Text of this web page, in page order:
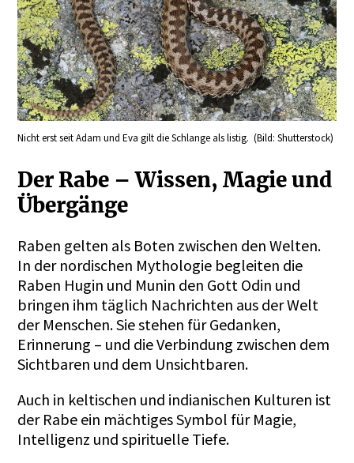
Nicht erst seit Adam und Eva gilt die Schlange als listig. (Bild: Shutterstock)
Der Rabe – Wissen, Magie und
Übergänge
Raben gelten als Boten zwischen den Welten.
In der nordischen Mythologie begleiten die
Raben Hugin und Munin den Gott Odin und
bringen ihm täglich Nachrichten aus der Welt
der Menschen. Sie stehen für Gedanken,
Erinnerung – und die Verbindung zwischen dem
Sichtbaren und dem Unsichtbaren.
Auch in keltischen und indianischen Kulturen ist
der Rabe ein mächtiges Symbol für Magie,
Intelligenz und spirituelle Tiefe.